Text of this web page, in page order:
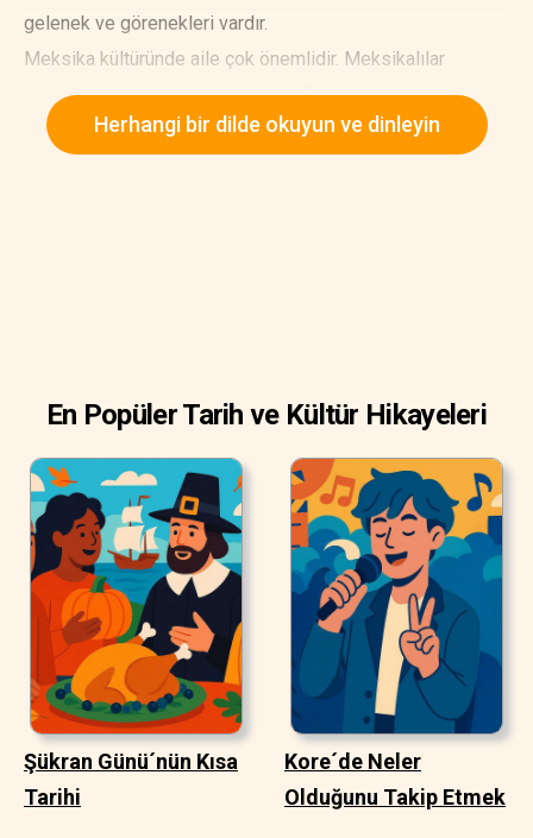
gelenek ve görenekleri vardır.
Meksika kültüründe aile çok önemlidir. Meksikalılar
ailelerini sever ve onlarla ilgilenir. Dost canlısı insanlardır
ve misafir ağırlamayı severler. Dolayısıyla Meksika
Herhangi bir dilde okuyun ve dinleyin
En Popüler Tarih ve Kültür Hikayeleri
Şükran Günü´nün Kısa
Tarihi
Kore´de Neler
Olduğunu Takip Etmek